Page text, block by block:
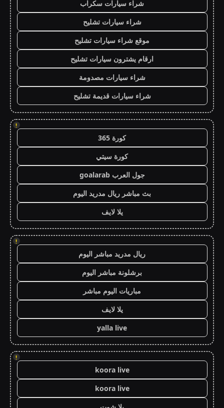
شراء سيارات سكراب
شراء سيارات تشليح
موقع شراء سيارات تشليح
ارقام يشترون سيارات تشليح
شراء سيارات مصدومة
شراء سيارات قديمة تشليح
!
كورة 365
كورة سيتي
جول العرب goalarab
بث مباشر ريال مدريد اليوم
يلا لايف
!
ريال مدريد مباشر اليوم
برشلونة مباشر اليوم
مباريات اليوم مباشر
يلا لايف
yalla live
!
koora live
koora live